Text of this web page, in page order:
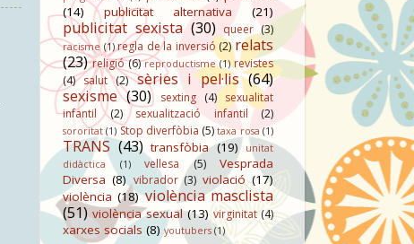
(14)
publicitat alternativa (21)
publicitat sexista (30) queer (3)
racisme (1) regla de la inversió (2) relats
(23) religió (6) reproductisme (1) revistes
(4) salut (2) sèries i pel·lis (64)
sexisme (30) sexting (4) sexualitat
infantil
(2) sexualització infantil (2)
sororitat (1) Stop diverfòbia (5) taxa rosa (1)
TRANS (43) transfòbia (19)
unitat
didàctica
(1) vellesa (5)
Vesprada
Diversa (8) vibrador (3) violació (17)
violència (18) violència masclista
(51) violència sexual (13) virginitat (4)
xarxes socials (8) youtubers (1)